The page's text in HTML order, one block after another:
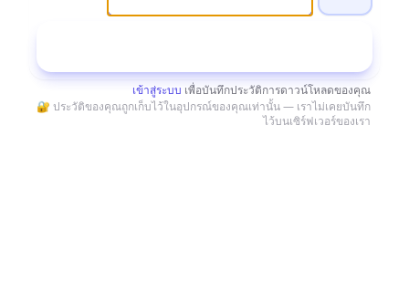
เข้าสู่ระบบ เพื่อบันทึกประวัติการดาวน์โหลดของคุณ
🔐 ประวัติของคุณถูกเก็บไว้ในอุปกรณ์ของคุณเท่านั้น — เราไม่เคยบันทึก
ไว้บนเซิร์ฟเวอร์ของเรา